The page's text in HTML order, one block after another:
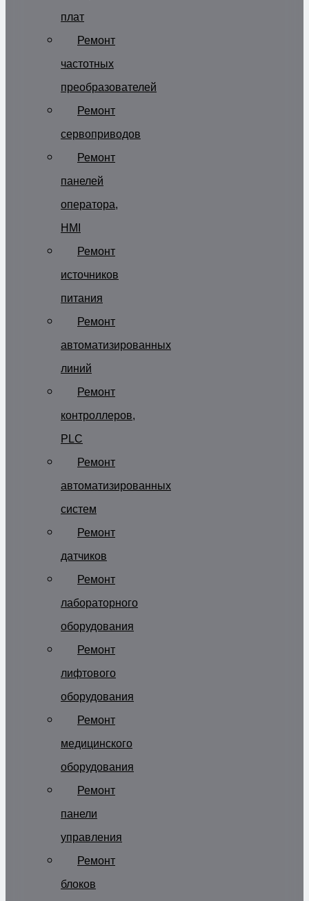
плат
Ремонт
частотных
преобразователей
Ремонт
сервоприводов
Ремонт
панелей
оператора,
HMI
Ремонт
источников
питания
Ремонт
автоматизированных
линий
Ремонт
контроллеров,
PLC
Ремонт
автоматизированных
систем
Ремонт
датчиков
Ремонт
лабораторного
оборудования
Ремонт
лифтового
оборудования
Ремонт
медицинского
оборудования
Ремонт
панели
управления
Ремонт
блоков